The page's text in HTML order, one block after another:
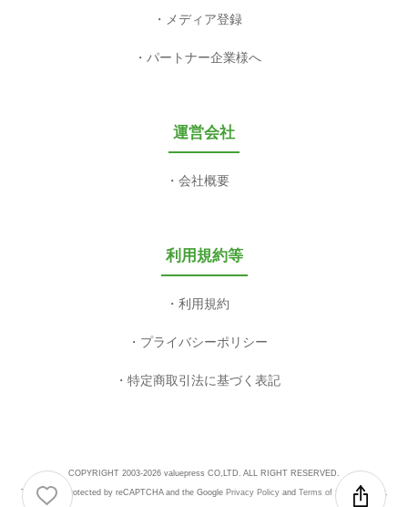
メディア登録
パートナー企業様へ
運営会社
会社概要
利用規約等
利用規約
プライバシーポリシー
特定商取引法に基づく表記
COPYRIGHT 2003-2026 valuepress CO,LTD. ALL RIGHT RESERVED.
This site is protected by reCAPTCHA and the Google Privacy Policyand Terms of Serviceapply.